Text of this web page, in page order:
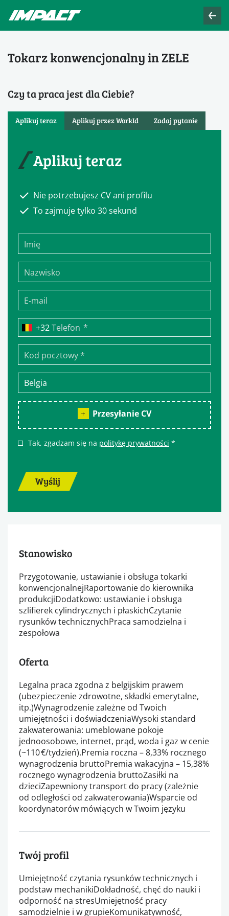
Tokarz konwencjonalny in ZELE
Czy ta praca jest dla Ciebie?
Aplikuj teraz Aplikuj przez WorkId Zadaj pytanie
Aplikuj teraz
Nie potrzebujesz CV ani profilu
To zajmuje tylko 30 sekund
Telefon *
Przesyłanie CV
Tak, zgadzam się na politykę prywatności *
Wyślij
Stanowisko
Przygotowanie, ustawianie i obsługa tokarki
konwencjonalnejRaportowanie do kierownika
produkcjiDodatkowo: ustawianie i obsługa
szlifierek cylindrycznych i płaskichCzytanie
rysunków technicznychPraca samodzielna i
zespołowa
Oferta
Legalna praca zgodna z belgijskim prawem
(ubezpieczenie zdrowotne, składki emerytalne,
itp.)Wynagrodzenie zależne od Twoich
umiejętności i doświadczeniaWysoki standard
zakwaterowania: umeblowane pokoje
jednoosobowe, internet, prąd, woda i gaz w cenie
(~110 €/tydzień).Premia roczna – 8,33% rocznego
wynagrodzenia bruttoPremia wakacyjna – 15,38%
rocznego wynagrodzenia bruttoZasiłki na
dzieciZapewniony transport do pracy (zależnie
od odległości od zakwaterowania)Wsparcie od
koordynatorów mówiących w Twoim języku
Twój profil
Umiejętność czytania rysunków technicznych i
podstaw mechanikiDokładność, chęć do nauki i
odporność na stresUmiejętność pracy
samodzielnie i w grupieKomunikatywność,